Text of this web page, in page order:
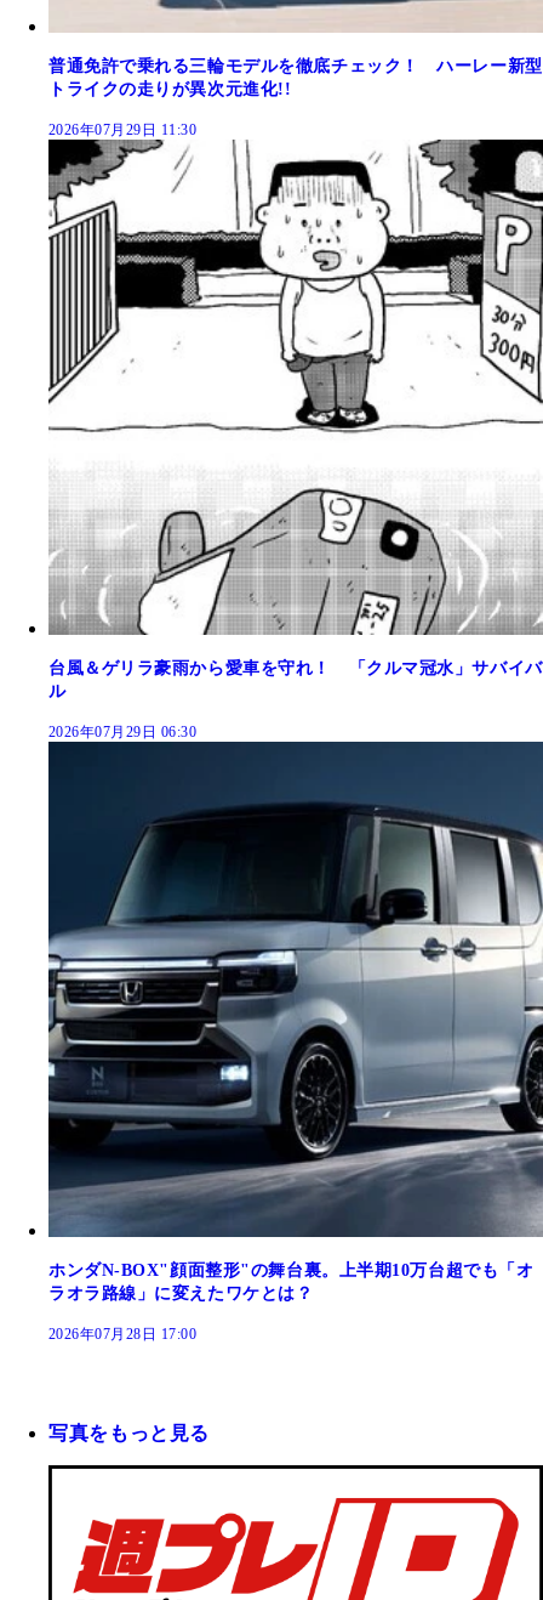
普通免許で乗れる三輪モデルを徹底チェック！ ハーレー新型
トライクの走りが異次元進化!!
2026年07月29日 11:30
台風＆ゲリラ豪雨から愛車を守れ！ 「クルマ冠水」サバイバ
ル
2026年07月29日 06:30
ホンダN-BOX"顔面整形"の舞台裏。上半期10万台超でも「オ
ラオラ路線」に変えたワケとは？
2026年07月28日 17:00
写真をもっと見る